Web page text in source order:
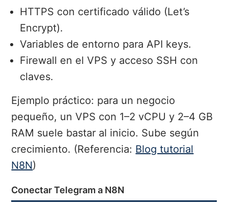
HTTPS con certificado válido (Let’s
Encrypt).
Variables de entorno para API keys.
Firewall en el VPS y acceso SSH con
claves.
Ejemplo práctico: para un negocio
pequeño, un VPS con 1–2 vCPU y 2–4 GB
RAM suele bastar al inicio. Sube según
crecimiento. (Referencia: Blog tutorial
N8N)
Conectar Telegram a N8N